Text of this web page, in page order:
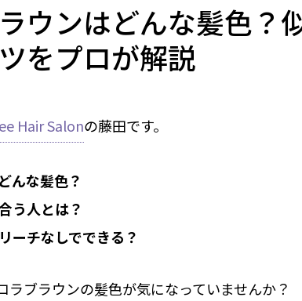
ウンはどんな髪色？
をプロが解説
Hair Salonの藤田です。
んな髪色？
う人とは？
ーチなしでできる？
ラブラウンの髪色が気になっていませんか？